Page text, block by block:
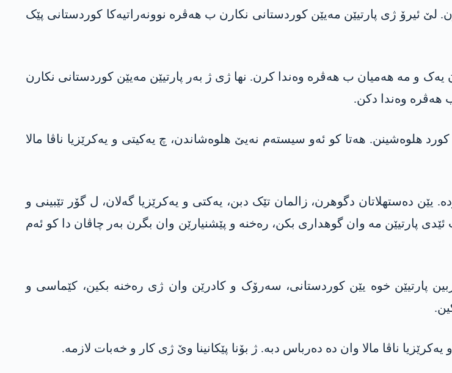
لێ ئیرۆ ژی پارتیێن مەیێن کوردستانی نکارن ب ھەڤرە نوونەراتیەکا کوردستانی پێک
و مە ھەمیان ب ھەڤرە وەندا کرن. نھا ژی ژ بەر پارتیێن مەیێن کوردستانی نکارن
ھەڤرە وەندا دکن.
ھلوەشینن. ھەتا کو ئەو سیستەم نەیێ ھلوەشاندن، چ یەکیتی و یەکرێزیا ناڤا مالا
دەستھلاتان دگوھرن، زالمان تێک دبن، یەکتی و یەکرێزیا گەلان، ل گۆر تێبینی و
پارتیێن مە وان گوھداری بکن، رەخنە و پێشنیارێن وان بگرن بەر چاڤان دا کو ئەم
پارتیێن خوە یێن کوردستانی، سەرۆک و کادرێن وان ژی رەخنە بکین، کێماسی و
ناڤا مالا وان دە دەرباس دبە. ژ بۆنا پێکانینا وێ ژی کار و خەبات لازمە.